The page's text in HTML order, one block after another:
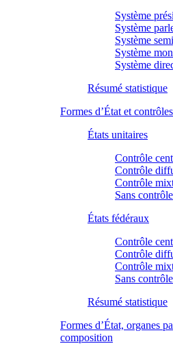
Système
Système
Système
Système
Système
Résumé statistique
Formes d’État et
États unitaires
Contrôle
Contrôle
Contrôle
Sans contrôle
États fédéraux
Contrôle
Contrôle
Contrôle
Sans contrôle
Résumé statistique
Formes d’État, organes
composition